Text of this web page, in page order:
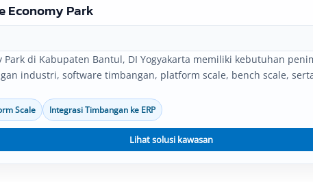
Economy Park
Park di Kabupaten Bantul, DI Yogyakarta memiliki kebutuhan
industri, software timbangan, platform scale, bench scale,
Scale Integrasi Timbangan ke ERP
Lihat solusi kawasan